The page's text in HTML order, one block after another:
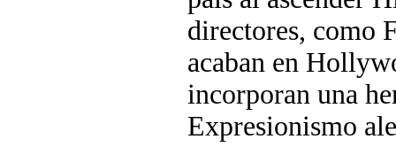
directores, como
acaban en
incorporan una
Expresionismo